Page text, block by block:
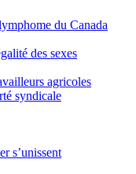
du Canada
des sexes
agricoles
syndicale
s’unissent